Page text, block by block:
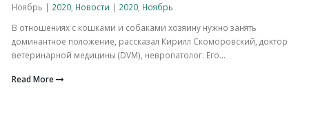
Ноябрь | 2020 Новости | 2020 Ноябрь
В отношениях с кошками и собаками хозяину нужно занять
доминантное положение, рассказал Кирилл Скоморовский, доктор
ветеринарной медицины (DVM), невропатолог. Его...
Read More